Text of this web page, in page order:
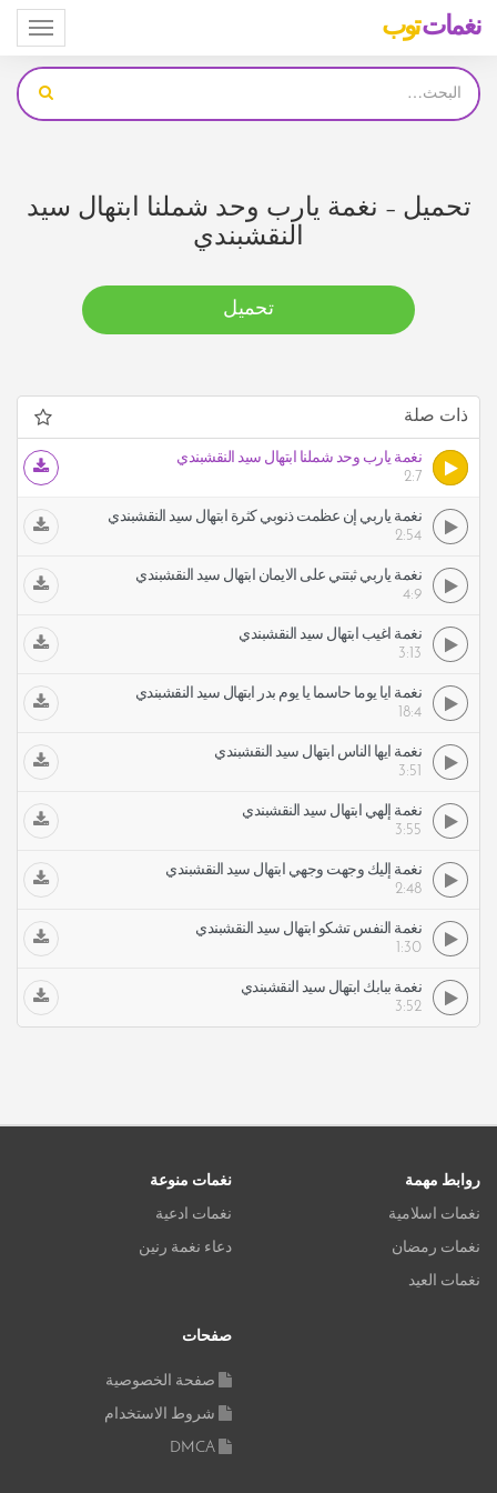
Toggle
نغماتتوب
تحميل – نغمة يارب وحد شملنا ابتهال سيد
النقشبندي
تحميل
ذات صلة
نغمة يارب وحد شملنا ابتهال سيد النقشبندي
2:7
نغمة ياربي إن عظمت ذنوبي كثرة ابتهال سيد النقشبندي
2:54
نغمة ياربي ثبتني على الايمان ابتهال سيد النقشبندي
4:9
نغمة أغيب ابتهال سيد النقشبندي
3:13
نغمة أيا يوما حاسما يا يوم بدر ابتهال سيد النقشبندي
18:4
نغمة أيها الناس ابتهال سيد النقشبندي
3:51
نغمة إلهي ابتهال سيد النقشبندي
3:55
نغمة إليك وجهت وجهي ابتهال سيد النقشبندي
2:48
نغمة النفس تشكو ابتهال سيد النقشبندي
1:30
نغمة ببابك ابتهال سيد النقشبندي
3:52
روابط مهمة
نغمات اسلامية
نغمات رمضان
نغمات العيد
نغمات منوعة
نغمات ادعية
دعاء نغمة رنين
صفحات
صفحة الخصوصية
شروط الاستخدام
DMCA